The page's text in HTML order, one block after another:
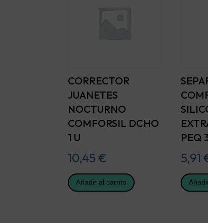
CORRECTOR
JUANETES
NOCTURNO
COMFORSIL DCHO
1 U
10,45€
Añadir al carrito
PEQ
5,91